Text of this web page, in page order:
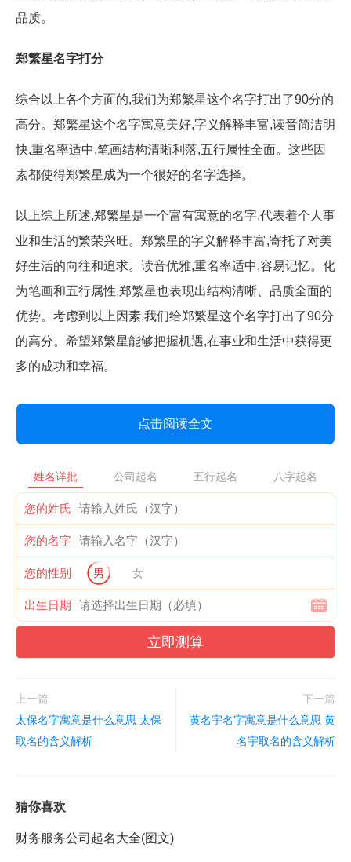
品质。
郑繁星名字打分
综合以上各个方面的,我们为郑繁星这个名字打出了90分的
高分。郑繁星这个名字寓意美好,字义解释丰富,读音简洁明
快,重名率适中,笔画结构清晰利落,五行属性全面。这些因
素都使得郑繁星成为一个很好的名字选择。
以上综上所述,郑繁星是一个富有寓意的名字,代表着个人事
业和生活的繁荣兴旺。郑繁星的字义解释丰富,寄托了对美
好生活的向往和追求。读音优雅,重名率适中,容易记忆。化
为笔画和五行属性,郑繁星也表现出结构清晰、品质全面的
优势。考虑到以上因素,我们给郑繁星这个名字打出了90分
的高分。希望郑繁星能够把握机遇,在事业和生活中获得更
多的成功和幸福。
点击阅读全文
姓名详批 公司起名 五行起名 八字起名
您的姓氏
您的名字
您的性别 男 女
出生日期
立即测算
上一篇
太保名字寓意是什么意思 太保
取名的含义解析
下一篇
黄名宇名字寓意是什么意思 黄
名宇取名的含义解析
猜你喜欢
财务服务公司起名大全(图文)